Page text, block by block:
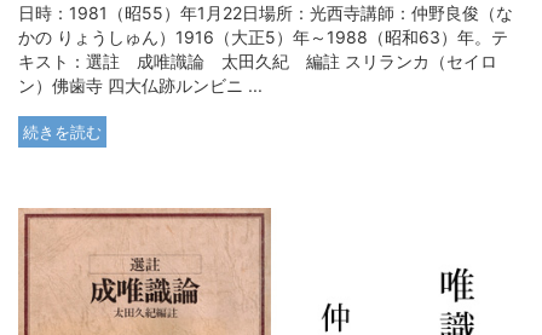
日時：1981（昭55）年1月22日場所：光西寺講師：仲野良俊（な
かの りょうしゅん）1916（大正5）年～1988（昭和63）年。テ
キスト：選註 成唯識論 太田久紀 編註 スリランカ（セイロ
ン）佛歯寺 四大仏跡ルンビニ ...
続きを読む